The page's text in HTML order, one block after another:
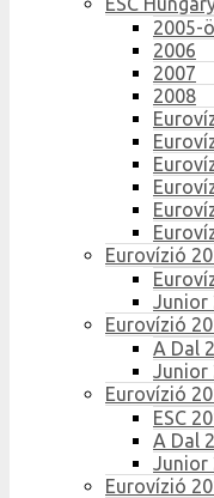
2005-
2006
2007
2008
Eurovízió
Junior
Eurovízió
A Dal
Junior
Eurovízió
ESC
A Dal
Junior
Eurovízió